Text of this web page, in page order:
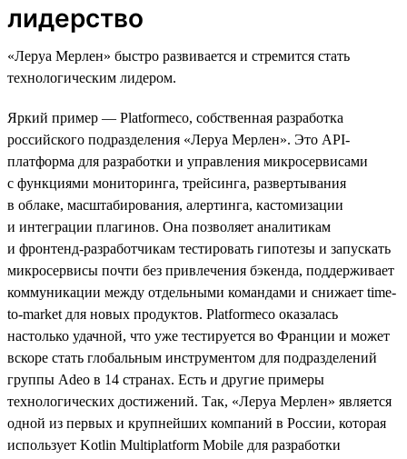
лидерство
«Леруа Мерлен» быстро развивается и стремится стать
технологическим лидером.
Яркий пример — Platformeco, собственная разработка
российского подразделения «Леруа Мерлен». Это API-
платформа для разработки и управления микросервисами
с функциями мониторинга, трейсинга, развертывания
в облаке, масштабирования, алертинга, кастомизации
и интеграции плагинов. Она позволяет аналитикам
и фронтенд-разработчикам тестировать гипотезы и запускать
микросервисы почти без привлечения бэкенда, поддерживает
коммуникации между отдельными командами и снижает time-
to-market для новых продуктов. Platformeco оказалась
настолько удачной, что уже тестируется во Франции и может
вскоре стать глобальным инструментом для подразделений
группы Adeo в 14 странах. Есть и другие примеры
технологических достижений. Так, «Леруа Мерлен» является
одной из первых и крупнейших компаний в России, которая
использует Kotlin Multiplatform Mobile для разработки